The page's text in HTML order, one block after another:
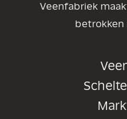
Veenfabriek
betrokken